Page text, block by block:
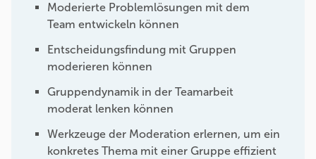
Moderierte Problemlösungen mit dem
Team entwickeln können
Entscheidungsfindung mit Gruppen
moderieren können
Gruppendynamik in der Teamarbeit
moderat lenken können
Werkzeuge der Moderation erlernen, um ein
konkretes Thema mit einer Gruppe effizient